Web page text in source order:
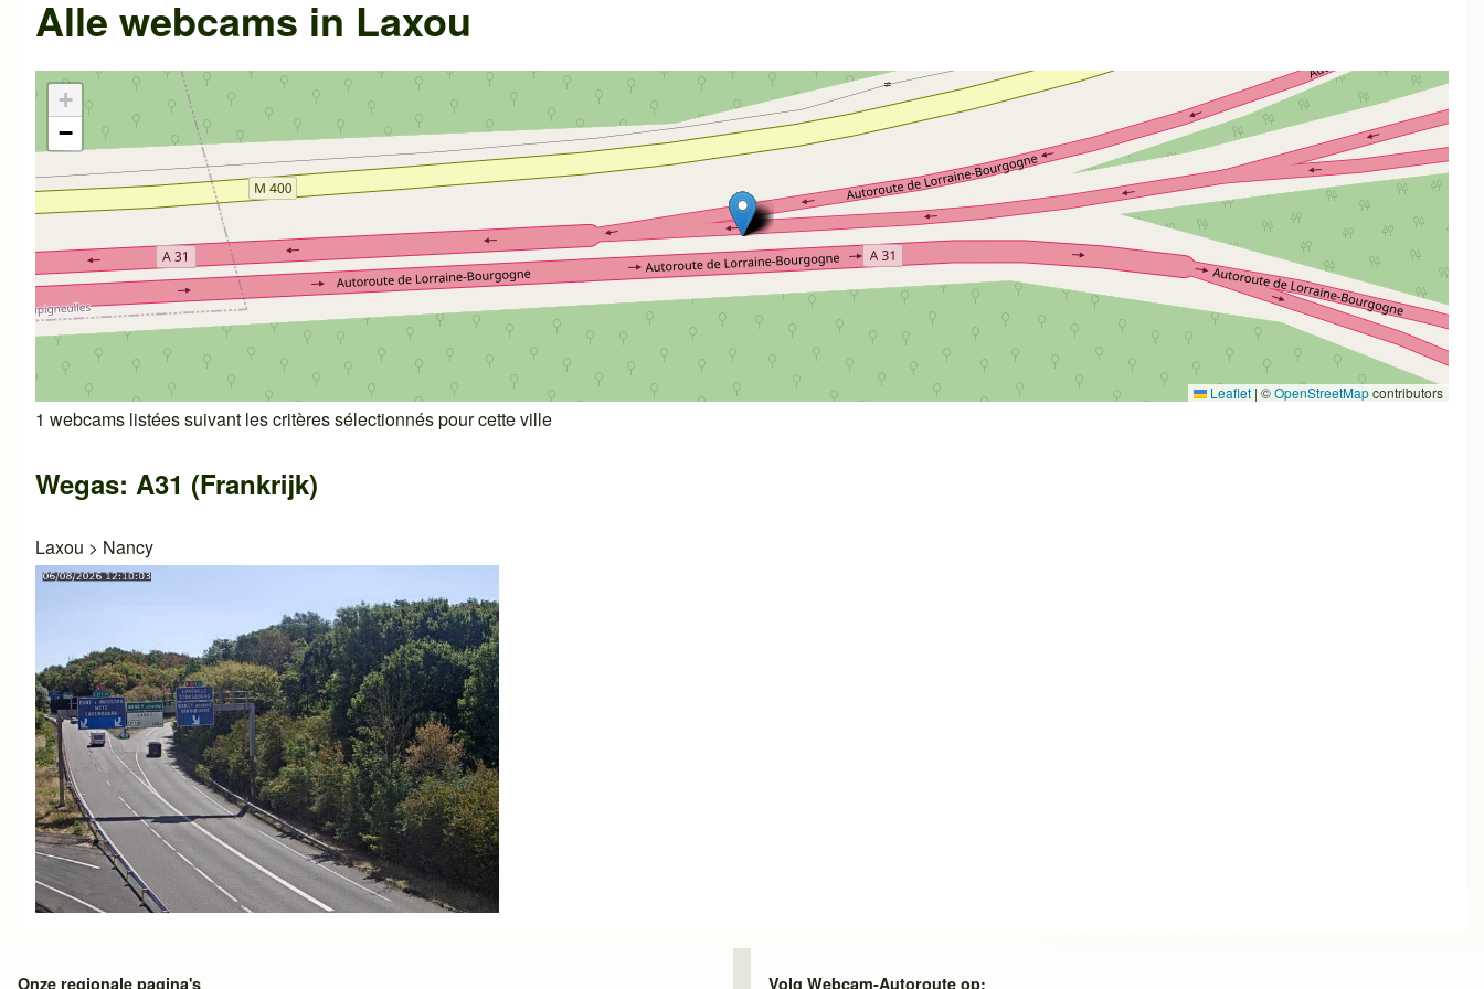
Alle webcams in Laxou
+
−
Leaflet | ©OpenStreetMapcontributors
1 webcams listées suivant les critères sélectionnés pour cette ville
Wegas: A31 (Frankrijk)
Laxou > Nancy
Onze regionale pagina's Volg Webcam-Autoroute op: